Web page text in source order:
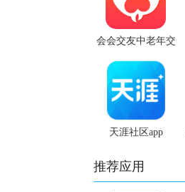
会会交友中老年交
天涯社区app
推荐应用